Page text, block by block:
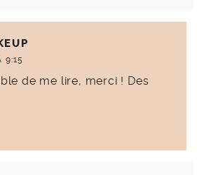
9:15
de me lire, merci ! Des